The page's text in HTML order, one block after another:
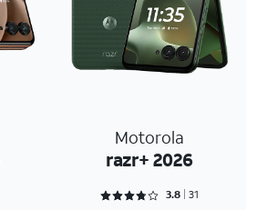
Motorola
razr+ 2026
Rated 3.8065 out of 5
3.8 31